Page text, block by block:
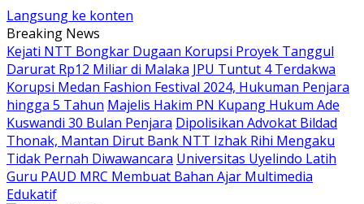
Langsung ke konten
Breaking News
Kejati NTT Bongkar Dugaan Korupsi Proyek Tanggul
Darurat Rp12 Miliar di Malaka JPU Tuntut 4 Terdakwa
Korupsi Medan Fashion Festival 2024, Hukuman Penjara
hingga 5 Tahun Majelis Hakim PN Kupang Hukum Ade
Kuswandi 30 Bulan Penjara Dipolisikan Advokat Bildad
Thonak, Mantan Dirut Bank NTT Izhak Rihi Mengaku
Tidak Pernah Diwawancara Universitas Uyelindo Latih
Guru PAUD MRC Membuat Bahan Ajar Multimedia
Edukatif